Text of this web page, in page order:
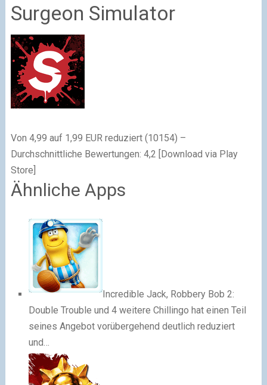
Surgeon Simulator
Von 4,99 auf 1,99 EUR reduziert (10154) –
Durchschnittliche Bewertungen: 4,2 [Download via Play
Store]
Ähnliche Apps
Incredible Jack, Robbery Bob 2:
Double Trouble und 4 weitere Chillingo hat einen Teil
seines Angebot vorübergehend deutlich reduziert
und…